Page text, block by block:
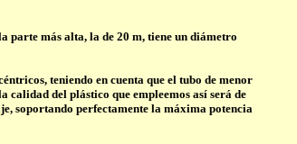
parte más alta, la de 20 m, tiene un diámetro
teniendo en cuenta que el tubo de menor
calidad del plástico que empleemos así será de
soportando perfectamente la máxima potencia